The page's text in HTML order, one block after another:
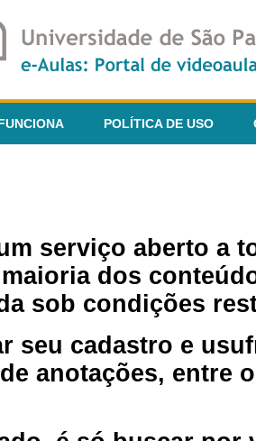
POLÍTICA DE USO
serviço aberto a
dos
sob condições
seu cadastro e
anotações, entre